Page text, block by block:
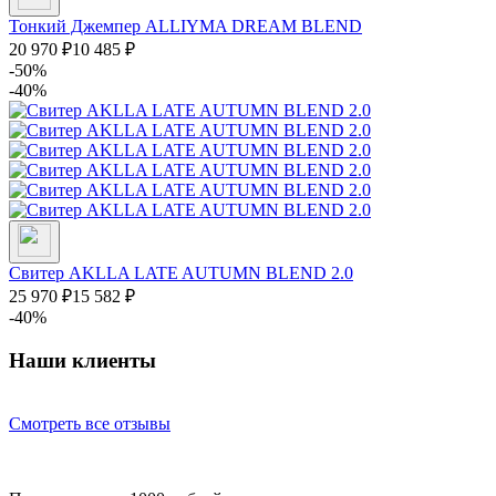
Тонкий Джемпер ALLIYMA DREAM BLEND
20 970 ₽10 485 ₽
-50%
-40%
Свитер AKLLA LATE AUTUMN BLEND 2.0
25 970 ₽15 582 ₽
-40%
Наши клиенты
Смотреть все отзывы